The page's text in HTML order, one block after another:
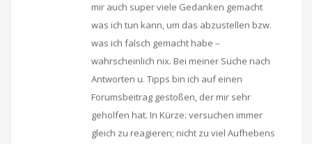
mir auch super viele Gedanken gemacht
was ich tun kann, um das abzustellen bzw.
was ich falsch gemacht habe –
wahrscheinlich nix. Bei meiner Suche nach
Antworten u. Tipps bin ich auf einen
Forumsbeitrag gestoßen, der mir sehr
geholfen hat. In Kürze: versuchen immer
gleich zu reagieren; nicht zu viel Aufhebens